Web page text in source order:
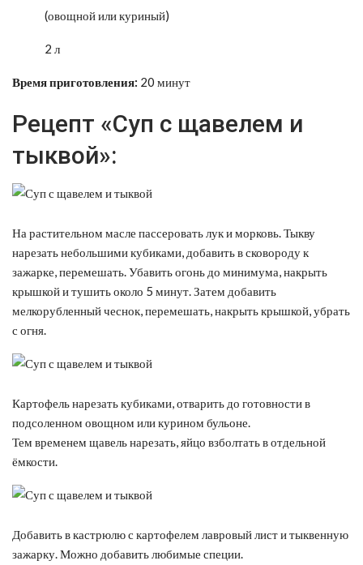
(овощной или куриный)
2 л
Время приготовления: 20 минут
Рецепт «Суп с щавелем и
тыквой»:
На растительном масле пассеровать лук и морковь. Тыкву
нарезать небольшими кубиками, добавить в сковороду к
зажарке, перемешать. Убавить огонь до минимума, накрыть
крышкой и тушить около 5 минут. Затем добавить
мелкорубленный чеснок, перемешать, накрыть крышкой, убрать
с огня.
Картофель нарезать кубиками, отварить до готовности в
подсоленном овощном или курином бульоне.
Тем временем щавель нарезать, яйцо взболтать в отдельной
ёмкости.
Добавить в кастрюлю с картофелем лавровый лист и тыквенную
зажарку. Можно добавить любимые специи.